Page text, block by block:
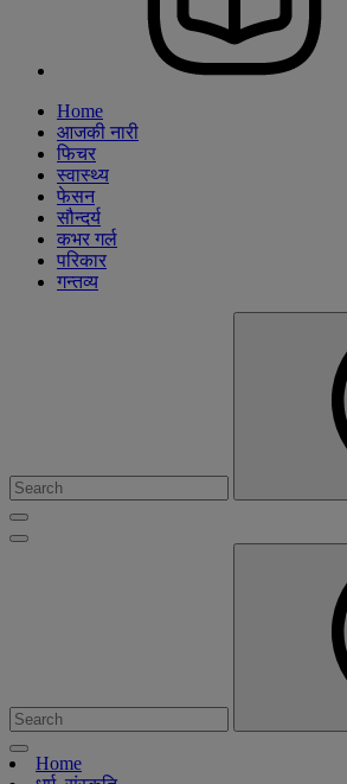
Home
आजकी नारी
फिचर
स्वास्थ्य
फेसन
सौन्दर्य
कभर गर्ल
परिकार
गन्तव्य
Home